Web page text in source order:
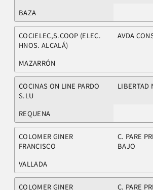
BAZA
COCIELEC,S.COOP (ELEC.
HNOS. ALCALÁ)
AVDA
MAZARRÓN
COCINAS ON LINE PARDO
S.LU
LIBERTAD
REQUENA
COLOMER GINER
FRANCISCO
C. PARE
BAJO
VALLADA
COLOMER GINER
C. PARE